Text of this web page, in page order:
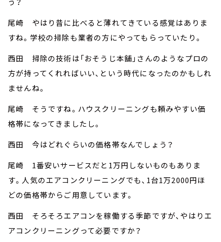
尾崎 やはり昔に比べると薄れてきている感覚はありま
すね。学校の掃除も業者の方にやってもらっていたり。
西田 掃除の技術は「おそうじ本舗」さんのようなプロの
方が持ってくれればいい、という時代になったのかもしれ
ませんね。
尾崎 そうですね。ハウスクリーニングも頼みやすい価
格帯になってきましたし。
西田 今はどれぐらいの価格帯なんでしょう？
尾崎 1番安いサービスだと1万円しないものもありま
す。人気のエアコンクリーニングでも、1台1万2000円ほ
どの価格帯からご用意しています。
西田 そろそろエアコンを稼働する季節ですが、やはりエ
アコンクリーニングって必要ですか？